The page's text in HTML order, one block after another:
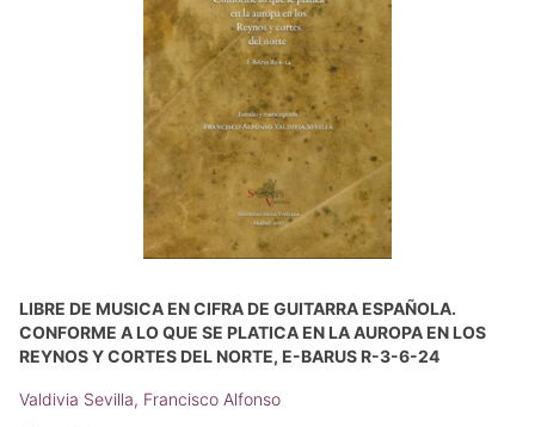
LIBRE DE MUSICA EN CIFRA DE GUITARRA ESPAÑOLA.
CONFORME A LO QUE SE PLATICA EN LA AUROPA EN LOS
REYNOS Y CORTES DEL NORTE, E-BARUS R-3-6-24
Valdivia Sevilla, Francisco Alfonso